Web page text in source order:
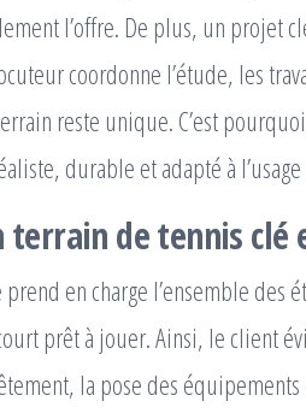
l’offre. De plus, un projet
coordonne l’étude, les
reste unique. C’est
durable et adapté à
de tennis clé
en charge l’ensemble des
prêt à jouer. Ainsi, le client
la pose des